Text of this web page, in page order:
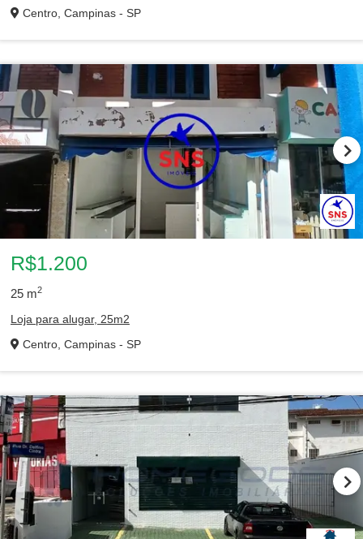
Centro, Campinas - SP
R$1.200
25 m2
Loja para alugar, 25m2
Centro, Campinas - SP